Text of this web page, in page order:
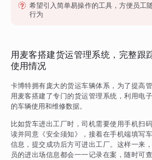
希望引入简单易操作的工具，方便员工
行为
用麦客搭建货运管理系统，完整跟
使用情况
卡博特拥有庞大的货运车辆体系，为了提高
用麦客搭建了专门的货运管理系统，利用电
的车辆使用和维修数据。
比如货车进出工厂时，司机需要使用手机扫
读并同意《安全须知》，接着在手机端填写
信息，提交成功后方可进出工厂。这样一来
员的进出场信息都会一一记录在案，随时可